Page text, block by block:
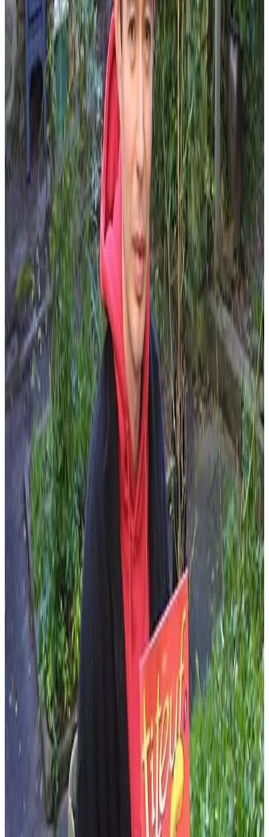
Ouest-France
« La loi du préau », l'une des aventures du célèbre personnage de
BD, sera disponible en breton le 10 décembre. Bannoù-Heol est à
l'origine de cette initiative.
« Lezenn ar bratell », soit « La loi du préau ». Mèche rebelle et air
de vouloir en découdre, Titeuf trône sur la couverture rouge et bleue.
C'est le 3e album traduit en breton pour le petit personnage créé par
Zep. L'initiative en revient à Bannoù-heol, une association
quimpéroise fondée en 1999 par Arno Elegoed afin de publier le
maximum d'ouvrages en breton pour les jeunes.
Le travail présent a été réalisé par Gwénolé Bihannig, un enseignant
originaire de La Forest-Landerneau. «Titeuf est polyglotte mais le
breton est la seule langue régionale qu'il parle à ce jour»,
indique Arno Elegoed, lui-même prof de musique à Sainte-Thérèse
(Quimper).
Glénat, l'éditeur du dessinateur Zep, a bien accueilli l'initiative de
Bannoù-heol. «Quand j'ai pris contact avec eux, je m'attendais
à une réponse polie mais négative, raconte le jeune homme. Ils
m'ont surpris parce qu'ils ont tout de suite dit oui, souhaitant
même que Glénat apparaisse sur la couverture ». Et Zep le
Suisse, que pense-t-il d'un Titeuf bretonnant ? «
Il est plutôt
content. Il avait vu le premier album et était satisfait de la mise
».
« Dépoussiérer le breton »
Titeuf est culte dans les cours de récré. «
Quand je parle avec mes
élèves, ils me disent que c'est l'un de leurs personnages préférés,
confirme Arno Elegoed.
C'est donc important que ses aventures
soient traduites. Souvent, le breton est associé à une image un
peu vieillotte. Avec Titeuf, c'est l'occasion de dépoussiérer un
peu tout ça
Pour le responsable de Bannoù-heol, le blondinet est aux enfants
d'aujourd'hui ce que Boule et Bill étaient à ceux des années 80. En
moins politiquement correct, évidemment. D'ailleurs, le petit rouquin
turbulent et son cocker au caractère bien trempé, l'association les
connaît bien puisque c'est la première BD qu'elle a traduite en
breton. Elle va du reste sortir prochainement une nouvelle aventure
Titeuf est traduit dans un breton accessible à tous, tant aux
enfants, qu'aux étudiants ou aux adultes débutants
, reprend
Arno Elegoed. Curieusement, ça se vend aussi à l'étranger. Aux
États-Unis, par exemple. Et pas forcément auprès des Bretons
expatriés ! Il y a aussi des collectionneurs, qui achètent des
albums dans toutes les langues
Le catalogue de Bannoù-heol comprend à ce jour 34 titres ; outre
Titeuf et Boule et Bill, y figurent Thorgal, Petit ours brun, des
dessins animés, le téléfilm sur l'Affaire Seznec avec Christophe
Malavoy, etc.
Catherine Jaouen
Landerne / Landerneau
Tiré à 2 000 exemplaires, Lezenn ar bratell (9,40 €, en vente le 10
décembre) est distribué par Coop breizh. Bannoù-heol est soutenu
par la région, le département et Kuzul ar Brezhoneg. Site internet :
www.b-heol.com